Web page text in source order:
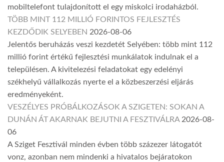
mobiltelefont tulajdonított el egy miskolci irodaházból.
TÖBB MINT 112 MILLIÓ FORINTOS FEJLESZTÉS
KEZDŐDIK SELYEBEN 2026-08-06
Jelentős beruházás veszi kezdetét Selyében: több mint 112
millió forint értékű fejlesztési munkálatok indulnak el a
településen. A kivitelezési feladatokat egy edelényi
székhelyű vállalkozás nyerte el a közbeszerzési eljárás
eredményeként.
VESZÉLYES PRÓBÁLKOZÁSOK A SZIGETEN: SOKAN A
DUNÁN ÁT AKARNAK BEJUTNI A FESZTIVÁLRA 2026-08-
06
A Sziget Fesztivál minden évben több százezer látogatót
vonz, azonban nem mindenki a hivatalos bejáratokon